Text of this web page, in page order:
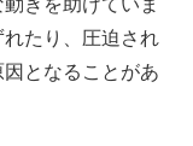
たり、圧迫され
となることがあ